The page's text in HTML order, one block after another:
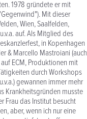
1978 gründete er mit
Mit dieser
Wien, Saalfelden,
auf. Als Mitglied des
in Kopenhagen
& Marcello Mastroiani (auch
ECM, Produktionen mit
durch Workshops
gewannen immer mehr
Krankheitsgründen musste
Frau das Institut besucht
aber, wenn ich nur eine